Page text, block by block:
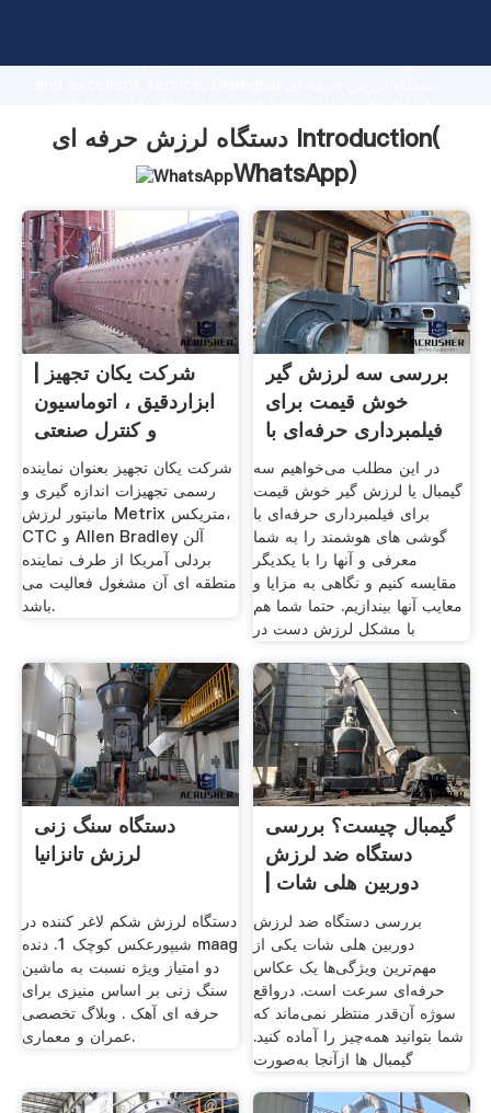
production capability, advanced research strength
customers.
دستگاه لرزش حرفه ای Introduction(
WhatsApp)
شرکت یکان تجهیز |
ابزاردقیق ، اتوماسیون
و کنترل صنعتی
شرکت یکان تجهیز بعنوان نماینده
رسمی تجهیزات اندازه گیری و
مانیتور لرزش Metrix متریکس،
CTC و Allen Bradley آلن
بردلی آمریکا از طرف نماینده
منطقه ای آن مشغول فعالیت می
باشد.
بررسی سه لرزش گیر
خوش قیمت برای
فیلمبرداری حرفه‌ای با
در این مطلب می‌خواهیم سه
گیمبال یا لرزش گیر خوش قیمت
برای فیلمبرداری حرفه‌ای با
گوشی های هوشمند را به شما
معرفی و آنها را با یکدیگر
مقایسه کنیم و نگاهی به مزایا و
معایب آنها بیندازیم. حتما شما هم
با مشکل لرزش دست در
دستگاه سنگ زنی
لرزش تانزانیا
دستگاه لرزش شکم لاغر کننده در
شیپورعکس کوچک 1. دنده maag
دو امتیاز ویژه نسبت به ماشین
سنگ زنی بر اساس منیزی برای
حرفه ای آهک . وبلاگ تخصصی
عمران و معماری.
گیمبال چیست؟ بررسی
دستگاه ضد لرزش
دوربین هلی شات |
پریماتوی
بررسی دستگاه ضد لرزش
دوربین هلی شات یکی از
مهم‌ترین ویژگی‌ها یک عکاس
حرفه‌ای سرعت است. درواقع
سوژه آن‌قدر منتظر نمی‌ماند که
شما بتوانید همه‌چیز را آماده کنید.
گیمبال ها ازآنجا به‌صورت